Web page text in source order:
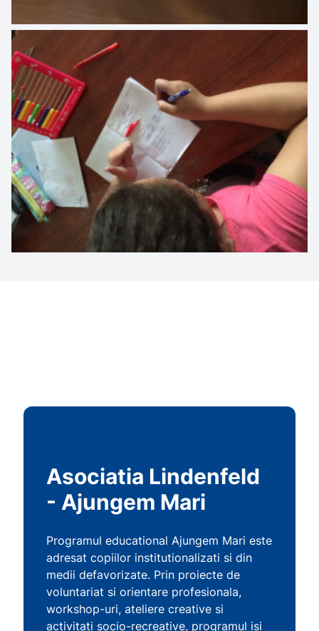
Asociatia Lindenfeld
- Ajungem Mari
Programul educational Ajungem Mari este
adresat copiilor institutionalizati si din
medii defavorizate. Prin proiecte de
voluntariat si orientare profesionala,
workshop-uri, ateliere creative si
activitati socio-recreative, programul isi